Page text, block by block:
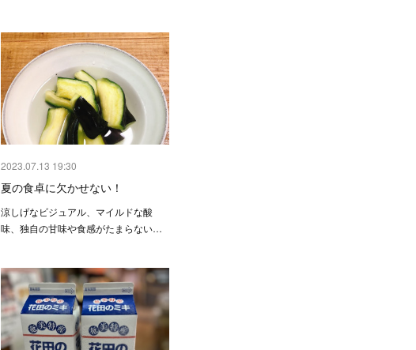
2023.07.13 19:30
夏の食卓に欠かせない！
涼しげなビジュアル、マイルドな酸
味、独自の甘味や食感がたまらない…